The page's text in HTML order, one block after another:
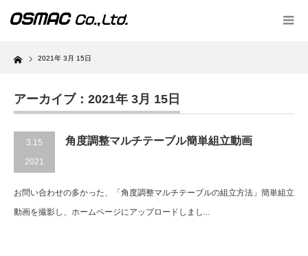
Home 2021年 3月 15日
アーカイブ：2021年 3月 15日
3.15
2021
角度調整マルチテーブル簡単組立動画
お問い合わせの多かった、「角度調整マルチテーブルの組立方法」簡単組立
動画を撮影し、ホームページにアップロードしまし...